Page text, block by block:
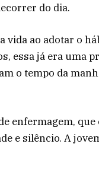
do dia.
vida ao adotar o
essa já era uma
o tempo da
enfermagem,
e silêncio. A